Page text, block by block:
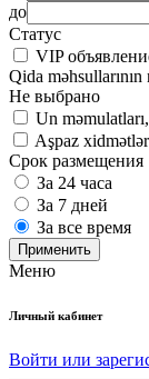
до
Статус
VIP
Qida məhsullarının
Не выбрано
Un
Aşpaz
Срок размещения
За 24 часа
За 7 дней
За все время
Применить
Меню
Личный кабинет
Войти или